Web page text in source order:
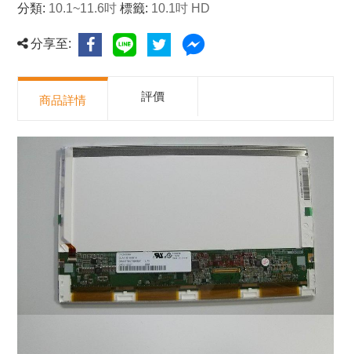
分類: 10.1~11.6吋 標籤: 10.1吋 HD
分享至:
商品詳情 評價